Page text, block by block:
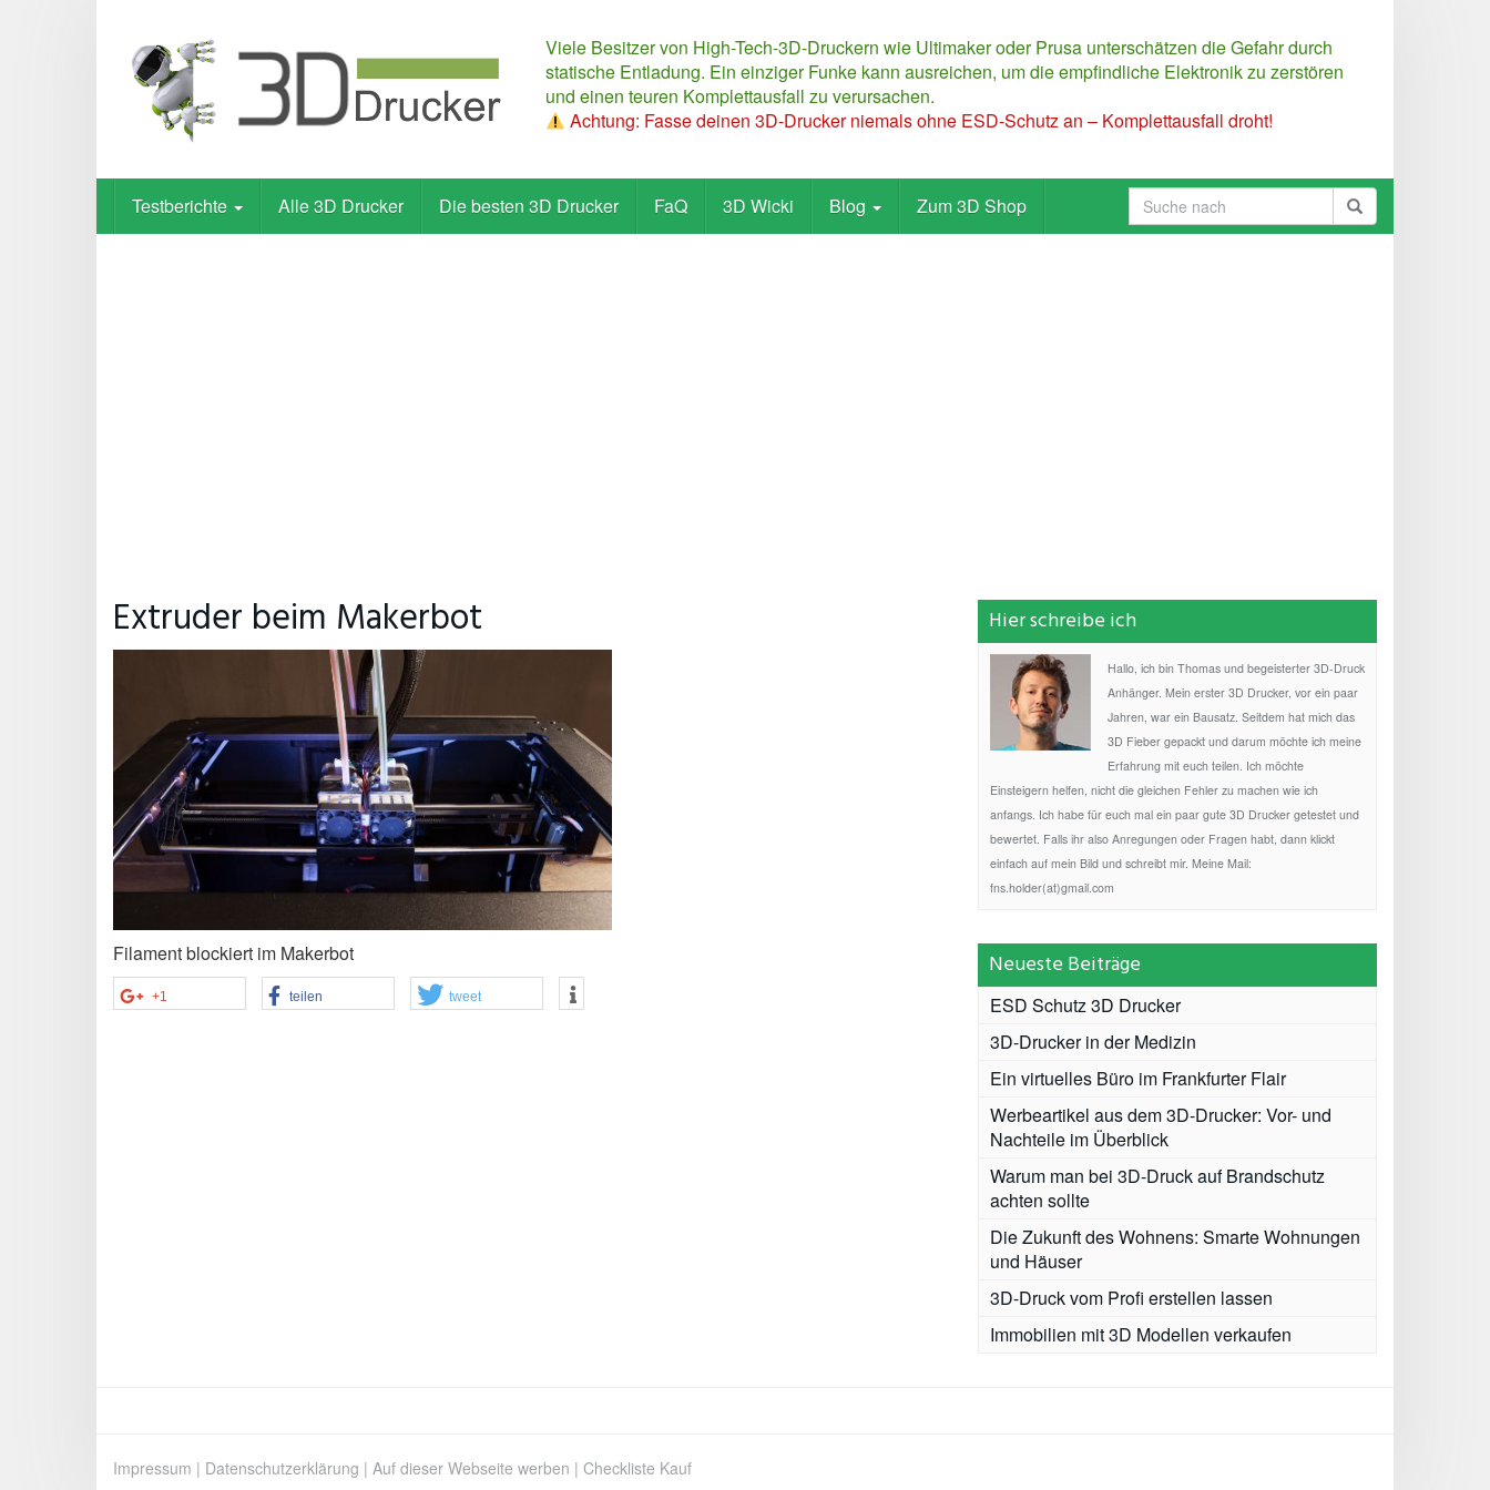
Viele Besitzer von High-Tech-3D-Druckern wie Ultimaker oder Prusa unterschätzen die Gefahr durch
statische Entladung. Ein einziger Funke kann ausreichen, um die empfindliche Elektronik zu zerstören
und einen teuren Komplettausfall zu verursachen.
Achtung: Fasse deinen 3D-Drucker niemals ohne ESD-Schutz an – Komplettausfall droht!
Testberichte Alle 3D Drucker Die besten 3D Drucker FaQ 3D Wicki Blog Zum 3D Shop
Extruder beim Makerbot
Filament blockiert im Makerbot
+1 teilen tweet
Hier schreibe ich
Hallo, ich bin Thomas und begeisterter 3D-Druck
Anhänger. Mein erster 3D Drucker, vor ein paar
Jahren, war ein Bausatz. Seitdem hat mich das
3D Fieber gepackt und darum möchte ich meine
Erfahrung mit euch teilen. Ich möchte
Einsteigern helfen, nicht die gleichen Fehler zu machen wie ich
anfangs. Ich habe für euch mal ein paar gute 3D Drucker getestet und
bewertet. Falls ihr also Anregungen oder Fragen habt, dann klickt
einfach auf mein Bild und schreibt mir. Meine Mail:
fns.holder(at)gmail.com
Neueste Beiträge
ESD Schutz 3D Drucker
3D-Drucker in der Medizin
Ein virtuelles Büro im Frankfurter Flair
Werbeartikel aus dem 3D-Drucker: Vor- und
Nachteile im Überblick
Warum man bei 3D-Druck auf Brandschutz
achten sollte
Die Zukunft des Wohnens: Smarte Wohnungen
und Häuser
3D-Druck vom Profi erstellen lassen
Immobilien mit 3D Modellen verkaufen
Impressum | Datenschutzerklärung | Auf dieser Webseite werben | Checkliste Kauf